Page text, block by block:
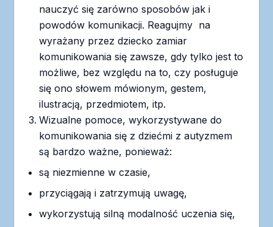
nauczyć się zarówno sposobów jak i
powodów komunikacji. Reagujmy na
wyrażany przez dziecko zamiar
komunikowania się zawsze, gdy tylko jest to
możliwe, bez względu na to, czy posługuje
się ono słowem mówionym, gestem,
ilustracją, przedmiotem, itp.
Wizualne pomoce, wykorzystywane do
komunikowania się z dziećmi z autyzmem
są bardzo ważne, ponieważ:
są niezmienne w czasie,
przyciągają i zatrzymują uwagę,
wykorzystują silną modalność uczenia się,